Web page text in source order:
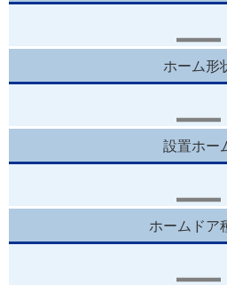
ホーム形
設置ホー
ホームドア